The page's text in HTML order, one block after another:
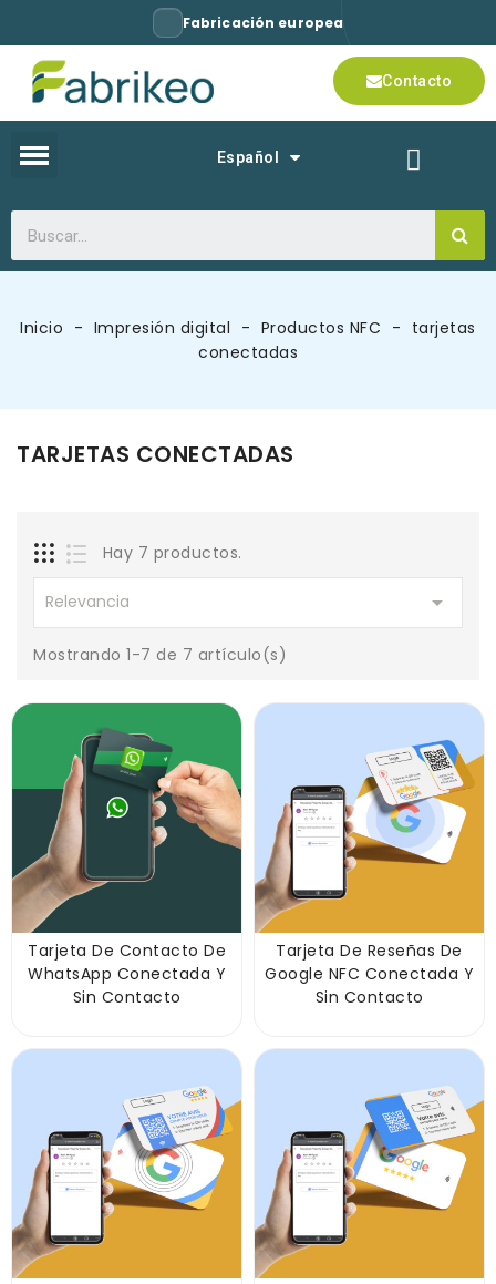
Fabricación europea
Contacto
Español
Inicio Impresión digital Productos NFC
tarjetas
conectadas
TARJETAS CONECTADAS
Hay 7 productos.
Relevancia 
Mostrando 1-7 de 7 artículo(s)
Tarjeta De Contacto De
WhatsApp Conectada Y
Sin Contacto
Tarjeta De Reseñas De
Google NFC Conectada Y
Sin Contacto